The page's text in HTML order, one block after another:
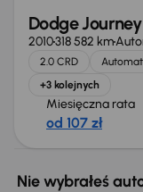
Dodge Journey
2010318 582 km
2.0 CRD Automat
+3 kolejnych
Miesięczna rata
od 107 zł
Nie wybrałeś